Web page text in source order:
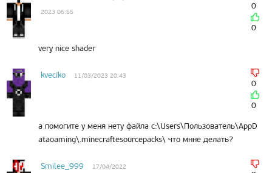
2023 06:55
0
0
very nice shader
kveciko 11/03/2023 20:43
0
0
а помогите у меня нету файла c:\Users\Пользователь\AppD
ataoaming\.minecraftesourcepacks\ что мнне делать?
Smilee_999
17/04/2022